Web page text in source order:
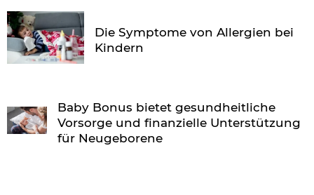
Die Symptome von Allergien bei
Kindern
Baby Bonus bietet gesundheitliche
Vorsorge und finanzielle Unterstützung
für Neugeborene